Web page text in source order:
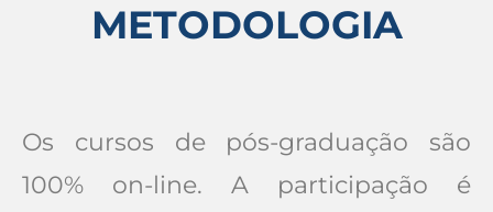
METODOLOGIA
Os cursos de pós-graduação são
100% on-line. A participação é